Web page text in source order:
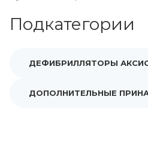
Подкатегории
ДЕФИБРИЛЛЯТОРЫ
ДОПОЛНИТЕЛЬНЫЕ